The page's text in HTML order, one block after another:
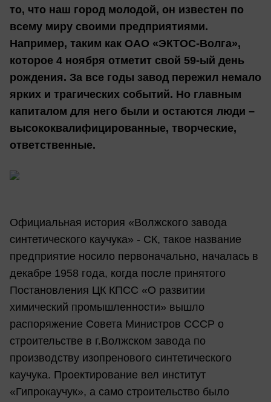
то, что наш город молодой, он известен по
всему миру своими предприятиями.
Например, таким как ОАО «ЭКТОС-Волга»,
которое 4 ноября отметит свой 59-ый день
рождения. За все годы завод пережил немало
ярких и трагических событий. Но главным
капиталом для него были и остаются люди –
высококвалифицированные, творческие,
ответственные.
Официальная история «Волжского завода
синтетического каучука» - СК, такое название
предприятие носило первоначально, началась в
декабре 1958 года, когда после принятого
Постановления ЦК КПСС «О развитии
химический промышленности» вышло
распоряжение Совета Министров СССР о
строительстве в г.Волжском завода по
производству изопренового синтетического
каучука. Проектирование вел институт
«Гипрокаучук», а само строительство было